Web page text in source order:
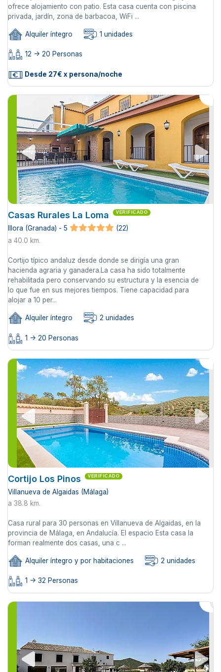
ofrece alojamiento con patio. Esta casa cuenta con piscina
privada, jardín, zona de barbacoa, WiFi ...
Alquiler íntegro 1 unidades
12 -> 20 Personas
Desde 27€ x persona/noche
Casas Rurales La Loma VERIFICADO
Illora (Granada) - 5
(22)
a 40.0 km.
Cortijo típico andaluz desde donde se dirigía una gran
hacienda agraria y ganadera.La casa ha sido totalmente
rehabilitada pero conservando su estructura y la esencia de
lo que fue en sus mejores tiempos. Tiene capacidad para
alojar a 10 per...
Alquiler íntegro 2 unidades
1 -> 20 Personas
Cortijo Los Pinos VERIFICADO
Villanueva de Algaidas (Málaga)
a 38.8 km.
Casa rural para 30 personas en Villanueva de Algaidas, en la
provincia de Málaga, en Andalucía. El espacio Esta casa la
forman realmente dos casas, una c ...
Alquiler íntegro y por habitaciones 2 unidades
1 -> 32 Personas